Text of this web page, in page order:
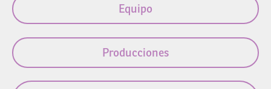
Equipo
Producciones